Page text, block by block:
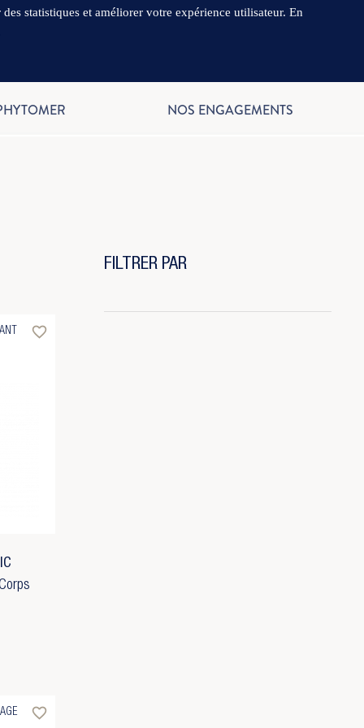
NOS ENGAGEMENTS
FILTRER PAR
favorite_border
favorite_border
statistiques et améliorer votre expérience utilisateur. En